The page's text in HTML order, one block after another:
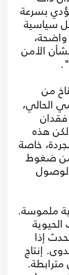
بسرعة
سياسية
واضحة،
الأمن
من
الحالي،
فقدان
لكن هذه
خاصة
من ضغوط
ملموسة.
إذا
إنتاج
مترابطة.